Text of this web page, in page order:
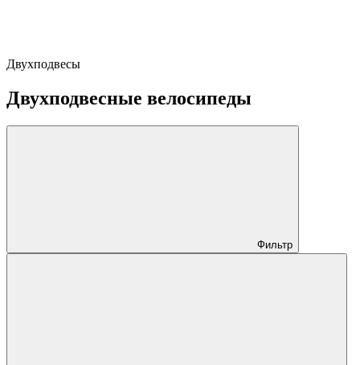
Двухподвесы
Двухподвесные велосипеды
Фильтр